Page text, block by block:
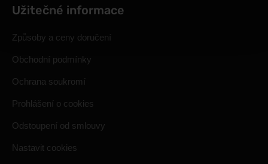
Užitečné informace
Způsoby a ceny doručení
Obchodní podmínky
Ochrana soukromí
Prohlášení o cookies
Odstoupení od smlouvy
Nastavit cookies